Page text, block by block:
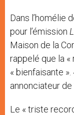
Dans l’homélie
pour l’émission
Maison de la
rappelé que la «
« bienfaisante
annonciateur de
Le « triste